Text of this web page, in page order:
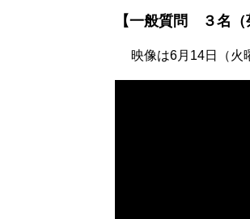
【一般質問 ３名（
映像は6月14日（火